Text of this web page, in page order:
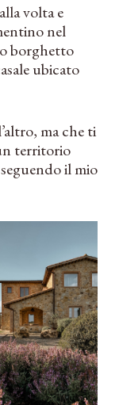
volta e
nel
borghetto
ubicato
ma che ti
territorio
il mio